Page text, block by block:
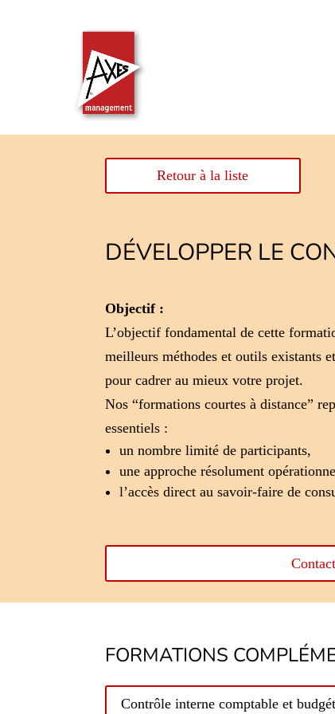
Retour à la liste
DÉVELOPPER LE
Objectif :
L’objectif fondamental de cette
meilleurs méthodes et outils existants
pour cadrer au mieux votre projet.
Nos “formations courtes à distance”
essentiels :
un nombre limité de participants,
une approche résolument
l’accès direct au savoir-faire de
Contact
FORMATIONS
Contrôle interne comptable et